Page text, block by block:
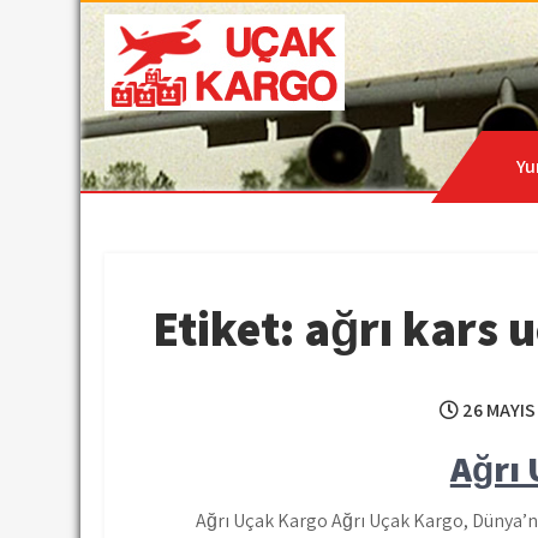
Hava Kargo | Acil
Uçak Kargo
Etiket: ağrı kars
26
Ağrı
Ağrı Uçak Kargo Ağrı Uçak Kargo,